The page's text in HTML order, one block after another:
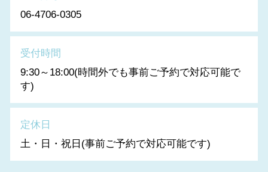
06-4706-0305
受付時間
9:30～18:00(時間外でも事前ご予約で対応可能で
す)
定休日
土・日・祝日(事前ご予約で対応可能です)